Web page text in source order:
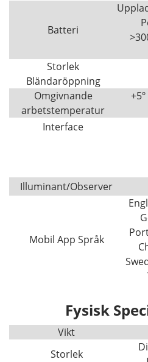
Batteri
Storlek
Bländaröppning
Omgivnande
arbetstemperatur
Interface
Illuminant/Observer
Mobil App Språk
Fysisk
Vikt
Storlek